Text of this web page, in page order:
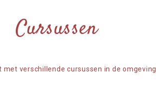
Cursussen
met verschillende cursussen in de omgeving